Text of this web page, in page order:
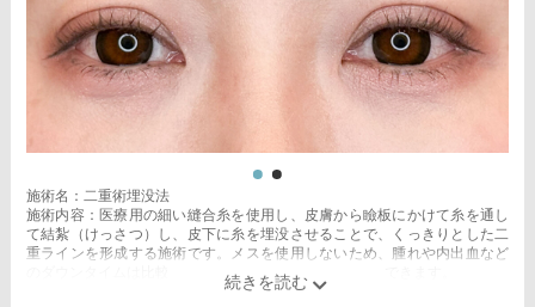
施術名：二重術埋没法
施術内容：医療用の細い縫合糸を使用し、皮膚から瞼板にかけて糸を通し
て結紮（けっさつ）し、皮下に糸を埋没させることで、くっきりとした二
重ラインを形成する施術です。メスを使用しないため、腫れや内出血など
のダウンタイムは比較的少なく、自然な仕上がりが期待できます。